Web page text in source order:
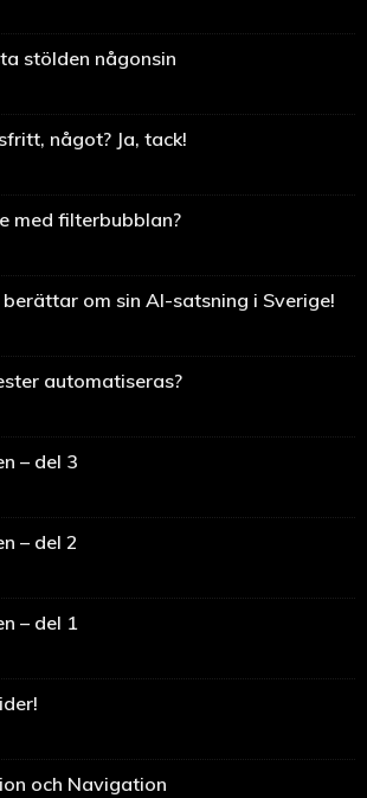
stölden någonsin
något? Ja, tack!
med filterbubblan?
om sin AI-satsning i Sverige!
automatiseras?
– del 3
– del 2
– del 1
och Navigation